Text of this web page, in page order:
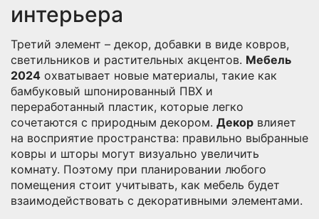
интерьера
Третий элемент – декор, добавки в виде ковров,
светильников и растительных акцентов. Мебель
2024 охватывает новые материалы, такие как
бамбуковый шпонированный ПВХ и
переработанный пластик, которые легко
сочетаются с природным декором. Декор влияет
на восприятие пространства: правильно выбранные
ковры и шторы могут визуально увеличить
комнату. Поэтому при планировании любого
помещения стоит учитывать, как мебель будет
взаимодействовать с декоративными элементами.